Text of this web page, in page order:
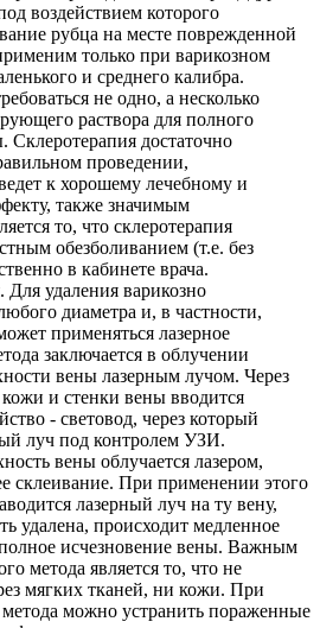
воздействием которого
рубца на месте поврежденной
только при варикозном
и среднего калибра.
не одно, а несколько
раствора для полного
Склеротерапия достаточно
проведении,
к хорошему лечебному и
также значимым
то, что склеротерапия
обезболиванием (т.е. без
в кабинете врача.
Для удаления варикозно
диаметра и, в частности,
применяться лазерное
заключается в облучении
вены лазерным лучом. Через
и стенки вены вводится
- световод, через который
луч под контролем УЗИ.
вены облучается лазером,
склеивание. При применении этого
лазерный луч на ту вену,
удалена, происходит медленное
исчезновение вены. Важным
метода является то, что не
мягких тканей, ни кожи. При
можно устранить пораженные